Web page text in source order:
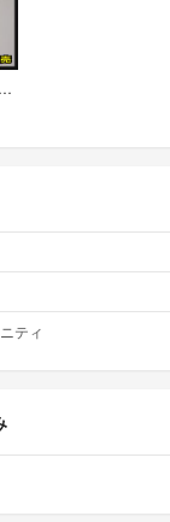
XL ガールズドントクライ シド Tシャツ verdy
ティ